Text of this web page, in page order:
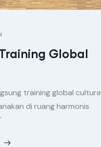
Global
training global culture
di ruang harmonis